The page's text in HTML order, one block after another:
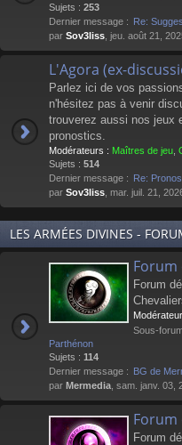
Sujets : 253
Dernier message : Re:
par Sov3liss , jeu. août 21,
L'Agora (ex-
Parlez ici de vos
n'hésitez pas à venir
trouverez aussi nos jeux
pronostics.
Modérateurs : Maîtres de jeu
Sujets : 514
Dernier message : Re:
par Sov3liss , mar. juil. 21,
LES ARMÉES DIVINES -
Forum
Forum
Sous-
Parthénon
Sujets : 114
Dernier message : BG de
par Mermedia , sam. janv. 03,
Forum
Forum